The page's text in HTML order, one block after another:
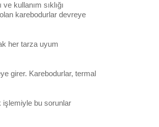
kullanım sıklığı
karebodurlar devreye
her tarza uyum
girer. Karebodurlar, termal
işlemiyle bu sorunlar